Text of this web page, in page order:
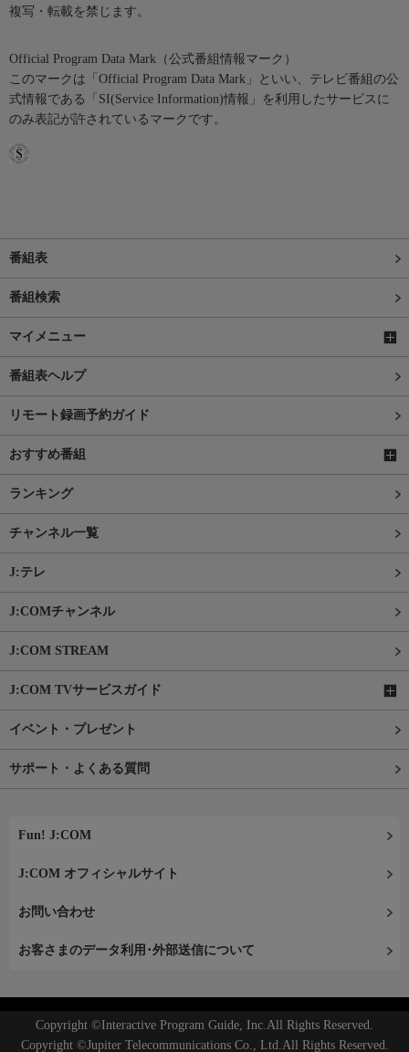
複写・転載を禁じます。
Official Program Data Mark（公式番組情報マーク）
このマークは「Official Program Data Mark」といい、テレビ番組の公
式情報である「SI(Service Information)情報」を利用したサービスに
のみ表記が許されているマークです。
番組表
番組検索
マイメニュー
番組表ヘルプ
リモート録画予約ガイド
おすすめ番組
ランキング
チャンネル一覧
J:テレ
J:COMチャンネル
J:COM STREAM
J:COM TVサービスガイド
イベント・プレゼント
サポート・よくある質問
Fun! J:COM
J:COM オフィシャルサイト
お問い合わせ
お客さまのデータ利用･外部送信について
Copyright ©Interactive Program Guide, Inc.All Rights Reserved.
Copyright ©Jupiter Telecommunications Co., Ltd.All Rights Reserved.